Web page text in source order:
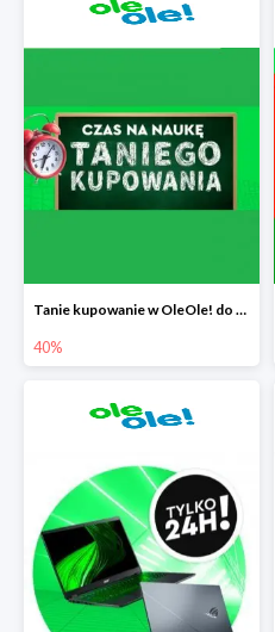
Tanie kupowanie w OleOle! do -40%
40%